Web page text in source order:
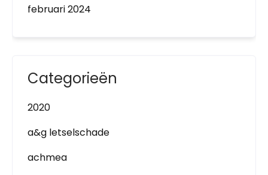
februari 2024
Categorieën
2020
a&g letselschade
achmea